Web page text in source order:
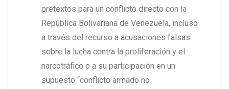
pretextos para un conflicto directo con la
República Bolivariana de Venezuela, incluso
a través del recurso a acusaciones falsas
sobre la lucha contra la proliferación y el
narcotráfico o a su participación en un
supuesto “conflicto armado no